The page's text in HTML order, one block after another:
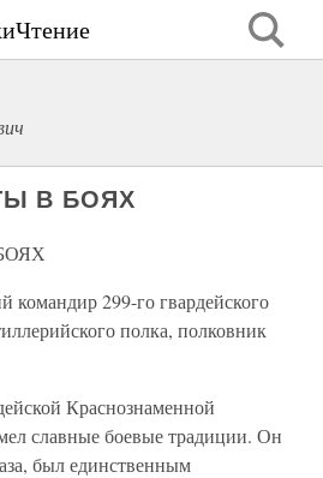
В БОЯХ
299-го гвардейского
полка, полковник
Краснознаменной
славные боевые традиции. Он
был единственным